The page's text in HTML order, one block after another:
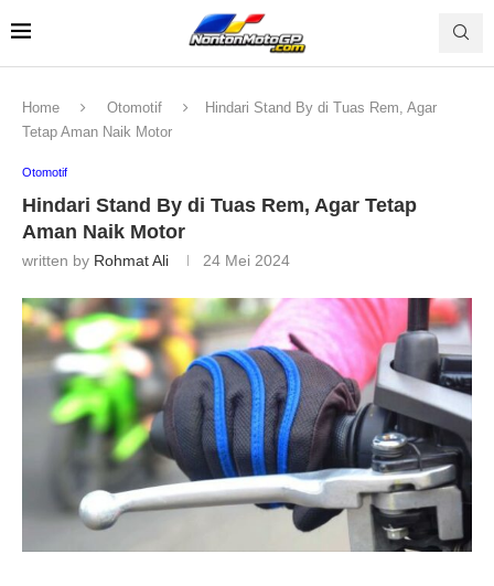
Home Otomotif
Hindari Stand By di Tuas Rem, Agar
Tetap Aman Naik Motor
Otomotif
Hindari Stand By di Tuas Rem, Agar Tetap
Aman Naik Motor
written by Rohmat Ali 24 Mei 2024